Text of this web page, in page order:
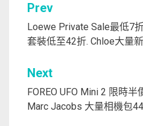
文
章
導
覽
Prev
Loewe Private Sale最低7
套裝低至42折. Chloe大量
Next
FOREO UFO Mini 2 限時
Marc Jacobs 大量相機包